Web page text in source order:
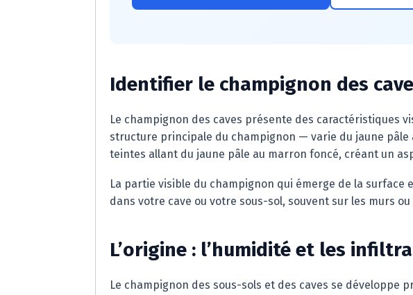
Identifier le champignon des
Le champignon des caves présente des caractéristiques
structure principale du champignon — varie du jaune
teintes allant du jaune pâle au marron foncé, créant un
La partie visible du champignon qui émerge de la
dans votre cave ou votre sous-sol, souvent sur les murs
L’origine : l’humidité et les
Le champignon des sous-sols et des caves se développe